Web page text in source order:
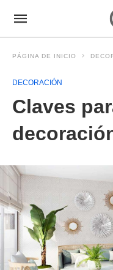
PÁGINA DE INICIO
DECORACIÓN
Claves